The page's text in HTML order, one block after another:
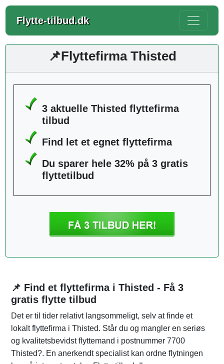
Flytte-tilbud.dk
📌Flyttefirma Thisted
3 aktuelle Thisted flyttefirma
tilbud
Find let et egnet flyttefirma
Du sparer hele 32% på 3 gratis
flyttetilbud
📌 Find et flyttefirma i Thisted - Få 3
gratis flytte tilbud
Det er til tider relativt langsommeligt, selv at finde et
lokalt flyttefirma i Thisted. Står du og mangler en seriøs
og kvalitetsbevidst flyttemand i postnummer 7700
Thisted?. En anerkendt specialist kan ordne flytningen